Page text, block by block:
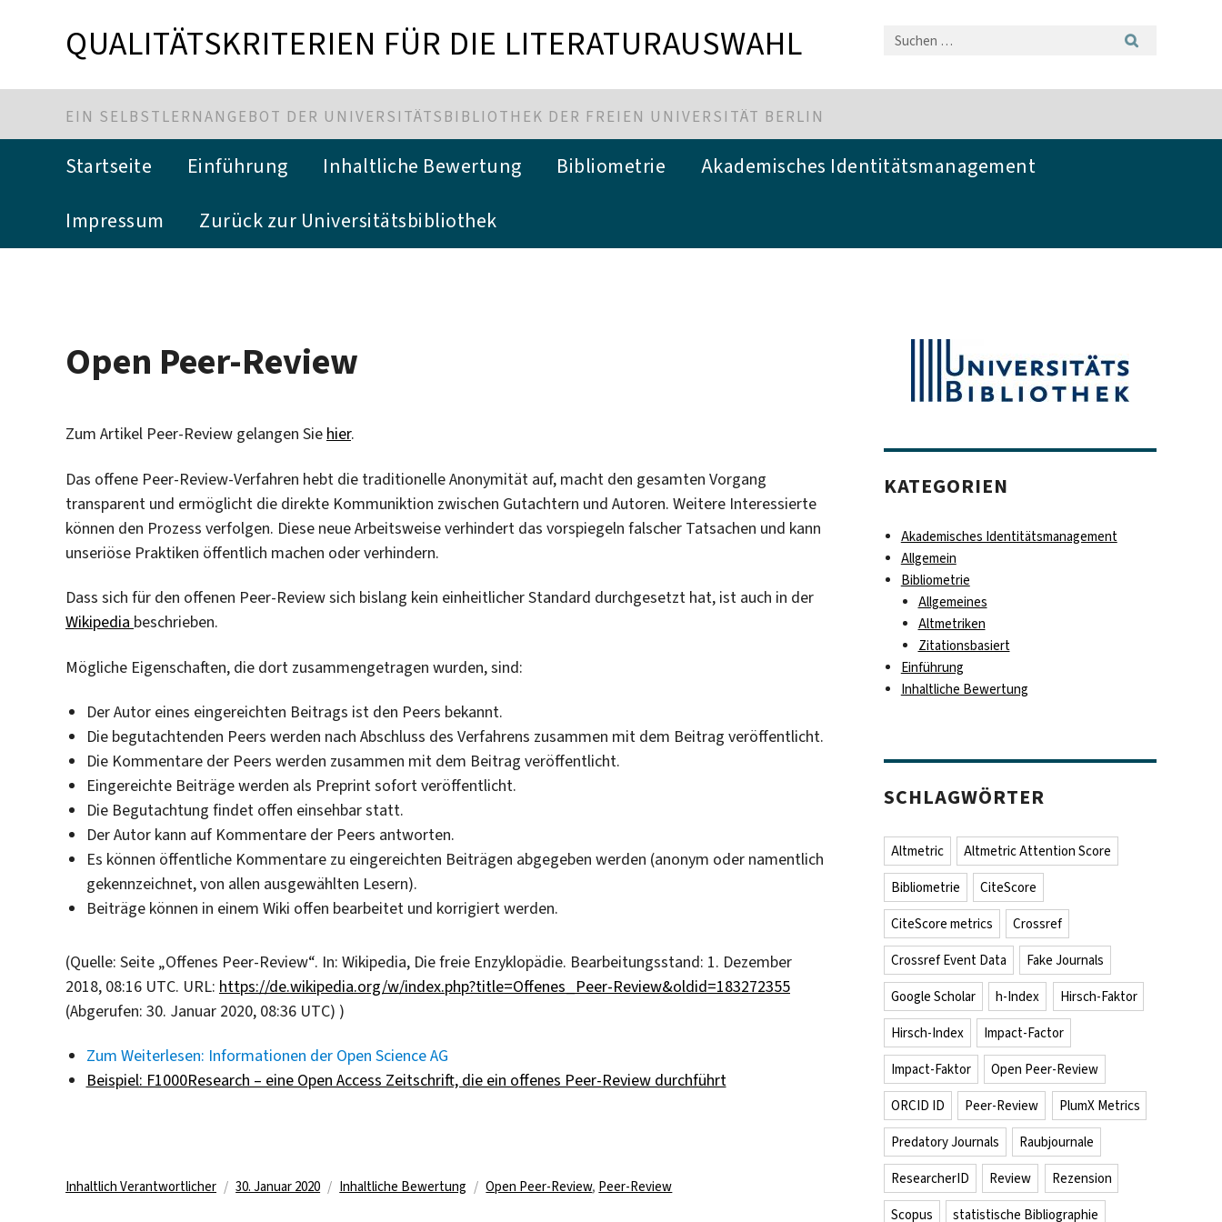
QUALITÄTSKRITERIEN FÜR DIE LITERATURAUSWAHL
EIN SELBSTLERNANGEBOT DER UNIVERSITÄTSBIBLIOTHEK DER FREIEN UNIVERSITÄT BERLIN
Startseite Einführung Inhaltliche Bewertung Bibliometrie Akademisches Identitätsmanagement
Impressum Zurück zur Universitätsbibliothek
Open Peer-Review
Zum Artikel Peer-Review gelangen Sie hier.
Das offene Peer-Review-Verfahren hebt die traditionelle Anonymität auf, macht den gesamten Vorgang
transparent und ermöglicht die direkte Kommuniktion zwischen Gutachtern und Autoren. Weitere Interessierte
können den Prozess verfolgen. Diese neue Arbeitsweise verhindert das vorspiegeln falscher Tatsachen und kann
unseriöse Praktiken öffentlich machen oder verhindern.
Dass sich für den offenen Peer-Review sich bislang kein einheitlicher Standard durchgesetzt hat, ist auch in der
Wikipedia beschrieben.
Mögliche Eigenschaften, die dort zusammengetragen wurden, sind:
Der Autor eines eingereichten Beitrags ist den Peers bekannt.
Die begutachtenden Peers werden nach Abschluss des Verfahrens zusammen mit dem Beitrag veröffentlicht.
Die Kommentare der Peers werden zusammen mit dem Beitrag veröffentlicht.
Eingereichte Beiträge werden als Preprint sofort veröffentlicht.
Die Begutachtung findet offen einsehbar statt.
Der Autor kann auf Kommentare der Peers antworten.
Es können öffentliche Kommentare zu eingereichten Beiträgen abgegeben werden (anonym oder namentlich
gekennzeichnet, von allen ausgewählten Lesern).
Beiträge können in einem Wiki offen bearbeitet und korrigiert werden.
(Quelle: Seite „Offenes Peer-Review“. In: Wikipedia, Die freie Enzyklopädie. Bearbeitungsstand: 1. Dezember
2018, 08:16 UTC. URL: https://de.wikipedia.org/w/index.php?title=Offenes_Peer-Review&oldid=183272355
(Abgerufen: 30. Januar 2020, 08:36 UTC) )
Zum Weiterlesen: Informationen der Open Science AG
Beispiel: F1000Research – eine Open Access Zeitschrift, die ein offenes Peer-Review durchführt
Autor
Inhaltlich Verantwortlicher
Veröffentlicht
30. Januar 2020 Kategorien
Inhaltliche Bewertung Schlagwörter
Open Peer-Review, Peer-Review
KATEGORIEN
Akademisches Identitätsmanagement
Allgemein
Bibliometrie
Allgemeines
Altmetriken
Zitationsbasiert
Einführung
Inhaltliche Bewertung
SCHLAGWÖRTER
Altmetric Altmetric Attention Score
Bibliometrie CiteScore
CiteScore metrics Crossref
Crossref Event Data Fake Journals
Google Scholar h-Index Hirsch-Faktor
Hirsch-Index Impact-Factor
Impact-Faktor Open Peer-Review
ORCID ID Peer-Review PlumX Metrics
Predatory Journals Raubjournale
ResearcherID Review Rezension
Scopus statistische Bibliographie